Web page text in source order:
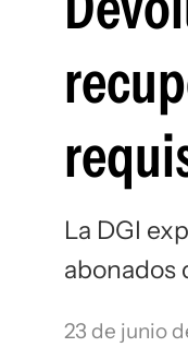
La DGI
abonados
23 de junio